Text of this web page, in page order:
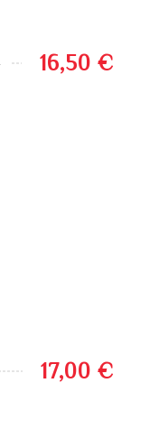
16,50 €
17,00 €